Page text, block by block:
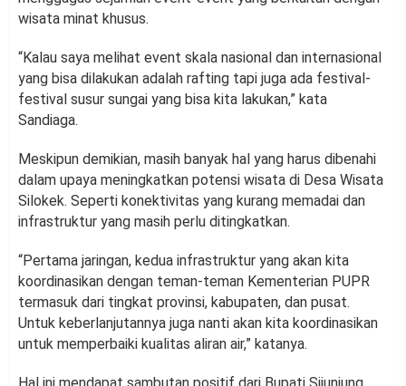
wisata minat khusus.
“Kalau saya melihat event skala nasional dan internasional
yang bisa dilakukan adalah rafting tapi juga ada festival-
festival susur sungai yang bisa kita lakukan,” kata
Sandiaga.
Meskipun demikian, masih banyak hal yang harus dibenahi
dalam upaya meningkatkan potensi wisata di Desa Wisata
Silokek. Seperti konektivitas yang kurang memadai dan
infrastruktur yang masih perlu ditingkatkan.
“Pertama jaringan, kedua infrastruktur yang akan kita
koordinasikan dengan teman-teman Kementerian PUPR
termasuk dari tingkat provinsi, kabupaten, dan pusat.
Untuk keberlanjutannya juga nanti akan kita koordinasikan
untuk memperbaiki kualitas aliran air,” katanya.